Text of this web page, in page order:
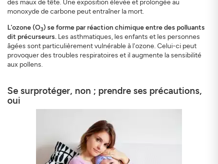
des maux de tête. Une exposition élevée et prolongée au
monoxyde de carbone peut entraîner la mort.
L'ozone (O3) se forme par réaction chimique entre des polluants
dit précurseurs. Les asthmatiques, les enfants et les personnes
âgées sont particulièrement vulnérable à l'ozone. Celui-ci peut
provoquer des troubles respiratoires et il augmente la sensibilité
aux pollens.
Se surprotéger, non ; prendre ses précautions,
oui